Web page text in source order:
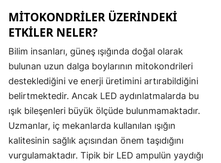
Şanlıurfa
Van
Yozgat
Aksaray
MITOKONDRILER ÜZERINDEKI
ETKILER NELER?
Bilim insanları, güneş ışığında doğal olarak
bulunan uzun dalga boylarının mitokondrileri
desteklediğini ve enerji üretimini artırabildiğini
belirtmektedir. Ancak LED aydınlatmalarda bu
ışık bileşenleri büyük ölçüde bulunmamaktadır.
Uzmanlar, iç mekanlarda kullanılan ışığın
kalitesinin sağlık açısından önem taşıdığını
vurgulamaktadır. Tipik bir LED ampulün yaydığı